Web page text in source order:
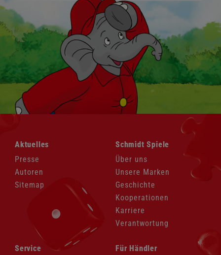
überspringen
Aktuelles
Presse
Autoren
Sitemap
Navigation
überspringen
Schmidt Spiele
Über uns
Unsere Marken
Geschichte
Kooperationen
Karriere
Verantwortung
Navigation
überspringen
Service
Navigation
überspringen
Für Händler